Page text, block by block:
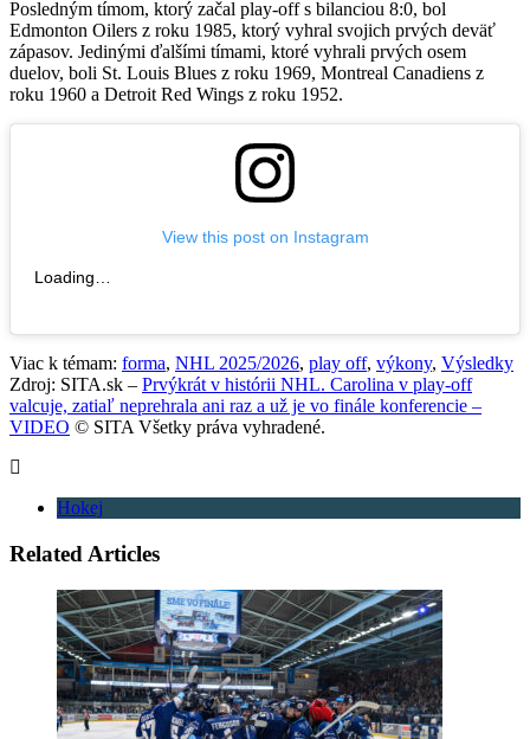
Posledným tímom, ktorý začal play-off s bilanciou 8:0, bol
Edmonton Oilers z roku 1985, ktorý vyhral svojich prvých deväť
zápasov. Jedinými ďalšími tímami, ktoré vyhrali prvých osem
duelov, boli St. Louis Blues z roku 1969, Montreal Canadiens z
roku 1960 a Detroit Red Wings z roku 1952.
View this post on Instagram
Loading…
Viac k témam: forma, NHL 2025/2026, play off, výkony, Výsledky
Zdroj: SITA.sk – Prvýkrát v histórii NHL. Carolina v play-off
valcuje, zatiaľ neprehrala ani raz a už je vo finále konferencie –
VIDEO © SITA Všetky práva vyhradené.
Hokej
Related Articles